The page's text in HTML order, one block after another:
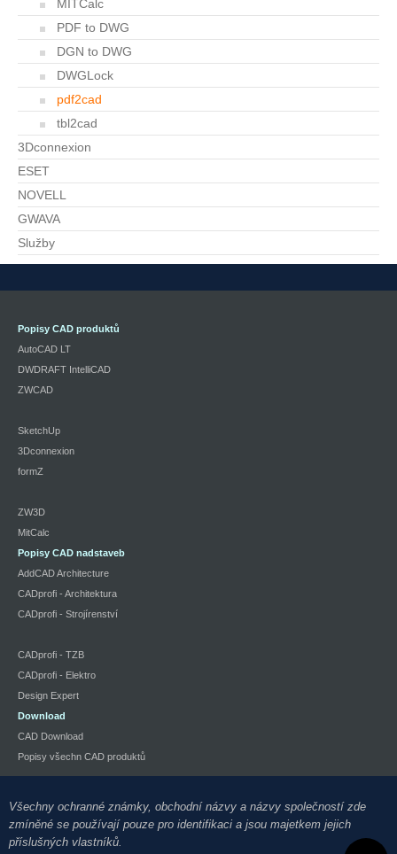
MITCalc
PDF to DWG
DGN to DWG
DWGLock
pdf2cad
tbl2cad
3Dconnexion
ESET
NOVELL
GWAVA
Služby
Popisy CAD produktů
AutoCAD LT
DWDRAFT IntelliCAD
ZWCAD
SketchUp
3Dconnexion
formZ
ZW3D
MitCalc
Popisy CAD nadstaveb
AddCAD Architecture
CADprofi - Architektura
CADprofi - Strojírenství
CADprofi - TZB
CADprofi - Elektro
Design Expert
Download
CAD Download
Popisy všechn CAD produktů
Všechny ochranné známky, obchodní názvy a názvy společností zde
zmíněné se používají pouze pro identifikaci a jsou majetkem jejich
příslušných vlastníků.